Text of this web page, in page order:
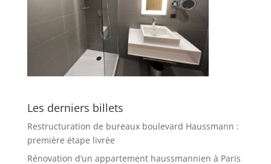
Les derniers billets
Restructuration de bureaux boulevard Haussmann :
première étape livrée
Rénovation d’un appartement haussmannien à Paris